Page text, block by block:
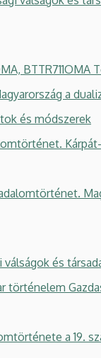
a
és módszerek
és
történelem
a 19.